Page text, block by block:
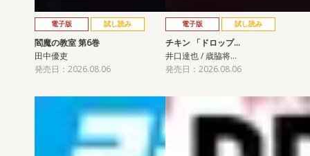
電子版 試し読み
閻魔の教室 第6巻
田中優吏
発売日：2026.08.06
電子版 試し読み
チキン 「ドロップ…
井口達也 / 歳脇将…
発売日：2026.08.06